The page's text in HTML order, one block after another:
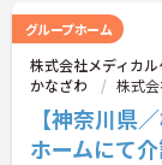
グループホーム
株式会社メディカ
かなざわ
株式
【神奈川県
ホームにて